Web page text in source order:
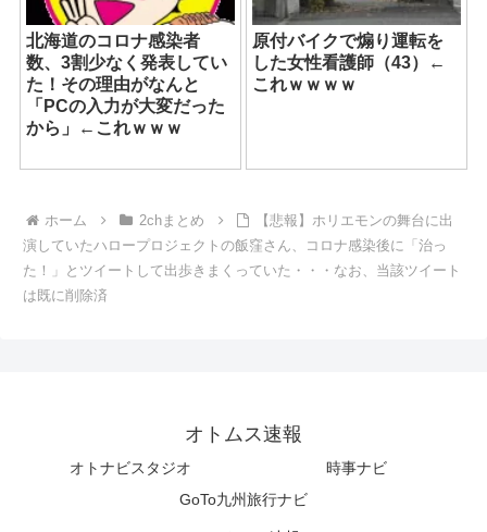
北海道のコロナ感染者
数、3割少なく発表してい
た！その理由がなんと
「PCの入力が大変だった
から」←これｗｗｗ
原付バイクで煽り運転を
した女性看護師（43）←
これｗｗｗｗ
ホーム 2chまとめ
【悲報】ホリエモンの舞台に出
演していたハロープロジェクトの飯窪さん、コロナ感染後に「治っ
た！」とツイートして出歩きまくっていた・・・なお、当該ツイート
は既に削除済
オトムス速報
オトナビスタジオ
時事ナビ
GoTo九州旅行ナビ